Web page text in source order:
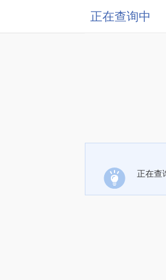
正在查询中
正在查